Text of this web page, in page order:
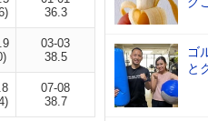
36.3
03-03
38.5
07-08
38.7
ゴ
と